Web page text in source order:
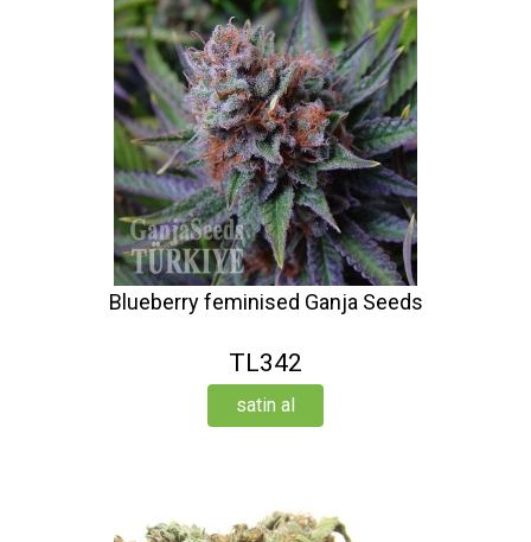
Blueberry feminised Ganja Seeds
TL342
satin al